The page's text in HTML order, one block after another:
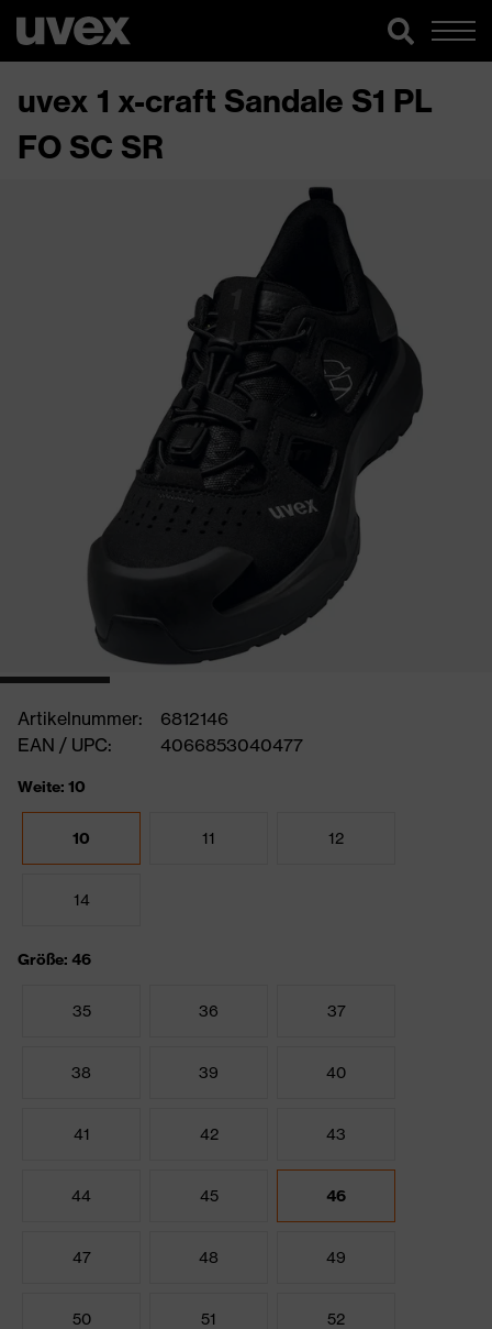
uvex 1 x-craft Sandale S1 PL
FO SC SR
Artikelnummer:
6812146
EAN / UPC:
4066853040477
Weite: 10
10 11 12
14
Größe: 46
35 36 37
38 39 40
41 42 43
44 45 46
47 48 49
50 51 52